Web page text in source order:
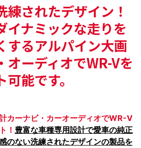
練されたデザイン！
イナミックな走りを
するアルパイン大画
オーディオでWR-Vを
能です。
カーナビ・カーオーディオでWR-V
！ 豊富な車種専用設計で愛車の純正
のない洗練されたデザインの製品を